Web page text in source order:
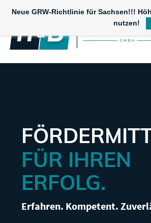
content
FÜR IHREN
ERFOLG.
Erfahren. Kompetent.
Neue GRW-Richtlinie für Sachsen!!!
nutzen!